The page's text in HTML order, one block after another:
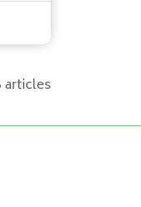
articles